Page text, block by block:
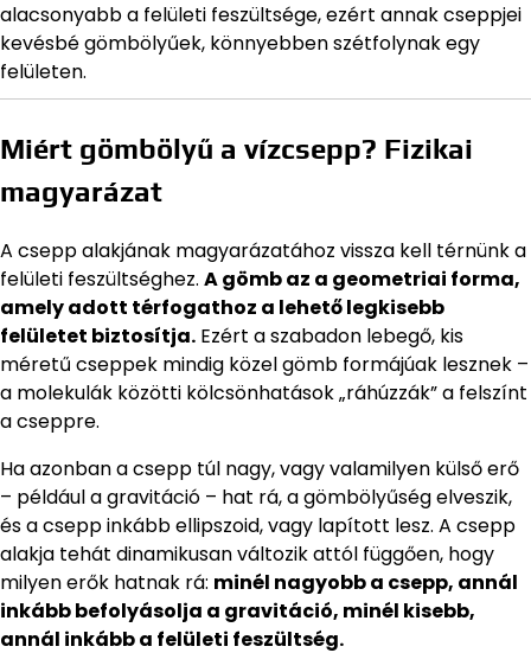
alacsonyabb a felületi feszültsége, ezért annak cseppjei
kevésbé gömbölyűek, könnyebben szétfolynak egy
felületen.
Miért gömbölyű a vízcsepp? Fizikai
magyarázat
A csepp alakjának magyarázatához vissza kell térnünk a
felületi feszültséghez. A gömb az a geometriai forma,
amely adott térfogathoz a lehető legkisebb
felületet biztosítja. Ezért a szabadon lebegő, kis
méretű cseppek mindig közel gömb formájúak lesznek –
a molekulák közötti kölcsönhatások „ráhúzzák” a felszínt
a cseppre.
Ha azonban a csepp túl nagy, vagy valamilyen külső erő
– például a gravitáció – hat rá, a gömbölyűség elveszik,
és a csepp inkább ellipszoid, vagy lapított lesz. A csepp
alakja tehát dinamikusan változik attól függően, hogy
milyen erők hatnak rá: minél nagyobb a csepp, annál
inkább befolyásolja a gravitáció, minél kisebb,
annál inkább a felületi feszültség.